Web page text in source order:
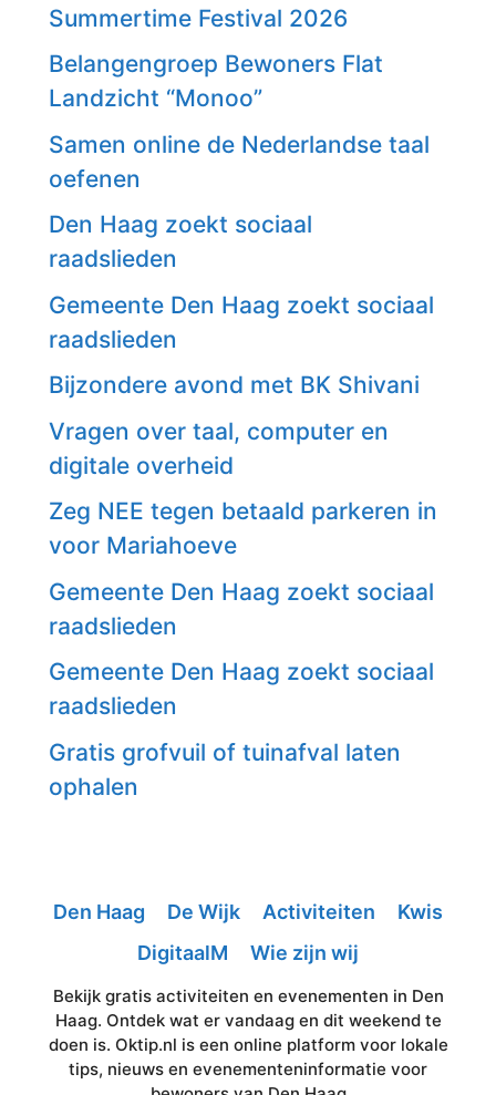
Summertime Festival 2026
Belangengroep Bewoners Flat
Landzicht “Monoo”
Samen online de Nederlandse taal
oefenen
Den Haag zoekt sociaal
raadslieden
Gemeente Den Haag zoekt sociaal
raadslieden
Bijzondere avond met BK Shivani
Vragen over taal, computer en
digitale overheid
Zeg NEE tegen betaald parkeren in
voor Mariahoeve
Gemeente Den Haag zoekt sociaal
raadslieden
Gemeente Den Haag zoekt sociaal
raadslieden
Gratis grofvuil of tuinafval laten
ophalen
Den Haag De Wijk Activiteiten
Kwis
DigitaalM
Wie zijn wij
Bekijk gratis activiteiten en evenementen in Den
Haag. Ontdek wat er vandaag en dit weekend te
doen is. Oktip.nl is een online platform voor lokale
tips, nieuws en evenementeninformatie voor